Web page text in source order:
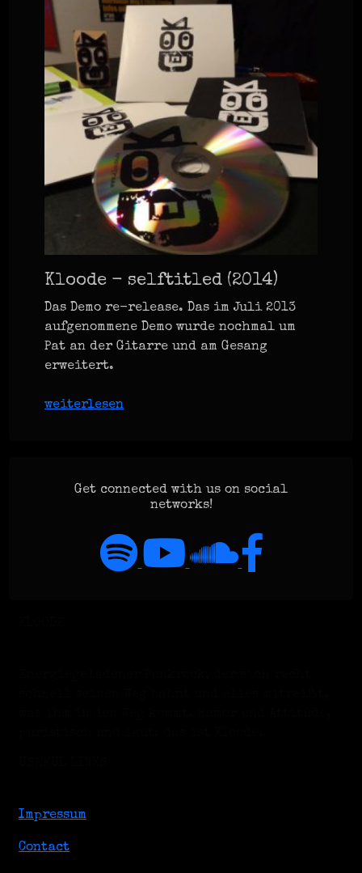
Kloode - selftitled (2014)
Das Demo re-release. Das im Juli 2013
aufgenommene Demo wurde nochmal um
Pat an der Gitarre und am Gesang
erweitert.
weiterlesen
Get connected with us on social
networks!
Impressum
Contact